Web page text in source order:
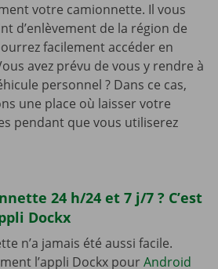
votre camionnette. Il vous
d’enlèvement de la région de
facilement accéder en
avez prévu de vous y rendre à
personnel ? Dans ce cas,
une place où laisser votre
pendant que vous utiliserez
24 h/24 et 7 j/7 ? C’est
Dockx
n’a jamais été aussi facile.
l’appli Dockx pourAndroid